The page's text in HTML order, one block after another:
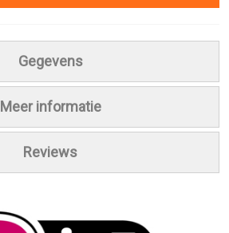
Gegevens
Meer informatie
Reviews